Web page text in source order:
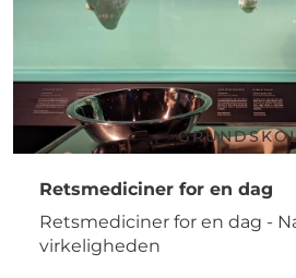
Retsmediciner for en dag
Retsmediciner for en dag -
virkeligheden